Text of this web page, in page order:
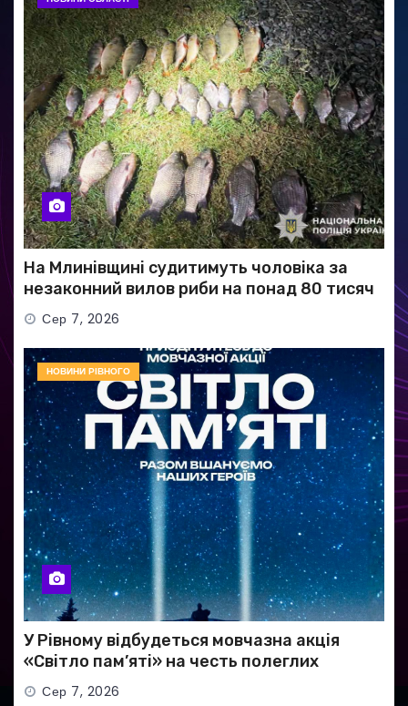
На Млинівщині судитимуть чоловіка за
незаконний вилов риби на понад 80 тисяч
гривень
Сер 7, 2026
НОВИНИ РІВНОГО
У Рівному відбудеться мовчазна акція
«Світло пам’яті» на честь полеглих
Захисників
Сер 7, 2026